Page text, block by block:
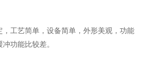
工艺简单，设备简单，外形美观，功能
功能比较差。